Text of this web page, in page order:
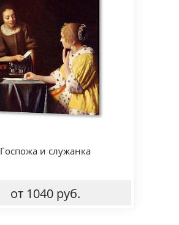
Госпожа и служанка
от 1040 руб.